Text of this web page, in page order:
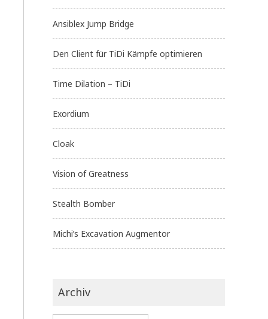
Ansiblex Jump Bridge
Den Client für TiDi Kämpfe optimieren
Time Dilation – TiDi
Exordium
Cloak
Vision of Greatness
Stealth Bomber
Michi’s Excavation Augmentor
Archiv